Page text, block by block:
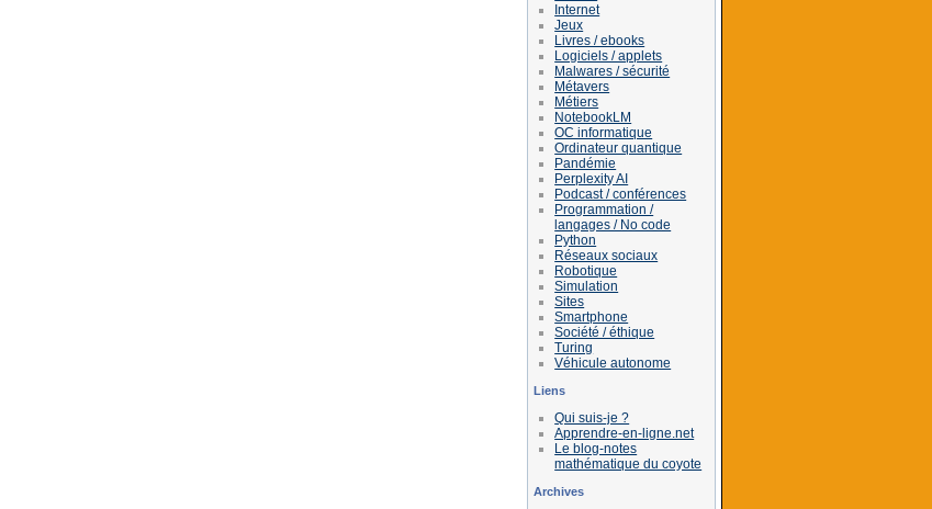
Internet
Jeux
Livres / ebooks
Logiciels / applets
Malwares / sécurité
Métavers
Métiers
NotebookLM
OC informatique
Ordinateur quantique
Pandémie
Perplexity AI
Podcast / conférences
Programmation /
langages / No code
Python
Réseaux sociaux
Robotique
Simulation
Sites
Smartphone
Société / éthique
Turing
Véhicule autonome
Liens
Qui suis-je ?
Apprendre-en-ligne.net
Le blog-notes
mathématique du coyote
Archives